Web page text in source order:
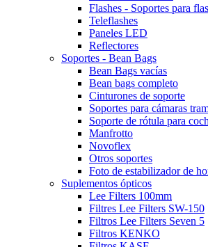
Flashes - Soportes para
Teleflashes
Paneles LED
Reflectores
Soportes - Bean Bags
Bean Bags vacías
Bean bags completo
Cinturones de soporte
Soportes para cámaras
Soporte de rótula para
Manfrotto
Novoflex
Otros soportes
Foto de estabilizador de
Suplementos ópticos
Lee Filters 100mm
Filtres Lee Filters SW-150
Filtros Lee Filters Seven 5
Filtros KENKO